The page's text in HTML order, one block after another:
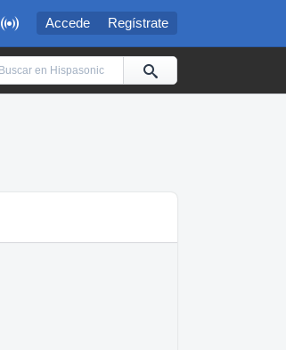
 Accede Regístrate